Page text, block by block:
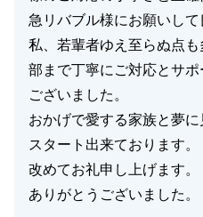
急リバブル様にお願いして
私、若輩者ゆえ至らぬ点
部まで丁寧にご対応とサ
ございました。
おかげで愛する家族と夢
スタート出来ております。
改めてお礼申し上げます。
ありがとうございました。